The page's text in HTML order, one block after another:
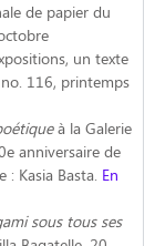
de papier du
un texte
116, printemps
à la Galerie
anniversaire de
: Kasia Basta. En
sous tous ses